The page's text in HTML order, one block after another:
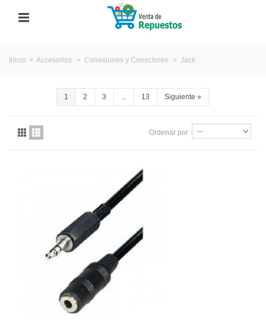
Inicio > Accesorios > Conexiones y Conectores > Jack
1 2 3 ... 13 Siguiente »
Ordenar por